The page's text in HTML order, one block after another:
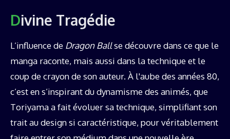
Divine Tragédie
L’influence de Dragon Ballse découvre dans ce que le
manga raconte, mais aussi dans la technique et le
coup de crayon de son auteur. À l'aube des années 80,
c’est en s’inspirant du dynamisme des animés, que
Toriyama a fait évoluer sa technique, simplifiant son
trait au design si caractéristique, pour véritablement